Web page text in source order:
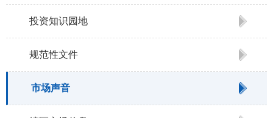
投资知识园地
规范性文件
市场声音